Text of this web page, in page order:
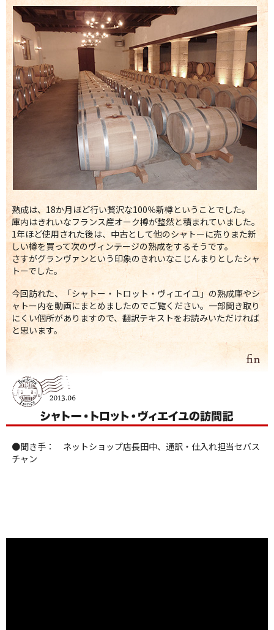
熟成は、18か月ほど行い贅沢な100％新樽ということでした。
庫内はきれいなフランス産オーク樽が整然と積まれていました。
1年ほど使用された後は、中古として他のシャトーに売りまた新
しい樽を買って次のヴィンテージの熟成をするそうです。
さすがグランヴァンという印象のきれいなこじんまりとしたシャ
トーでした。
今回訪れた、「シャトー・トロット・ヴィエイユ」の熟成庫やシ
ャトー内を動画にまとめましたのでご覧ください。一部聞き取り
にくい個所がありますので、翻訳テキストをお読みいただければ
と思います。
●聞き手： ネットショップ店長田中、通訳・仕入れ担当セバス
チャン